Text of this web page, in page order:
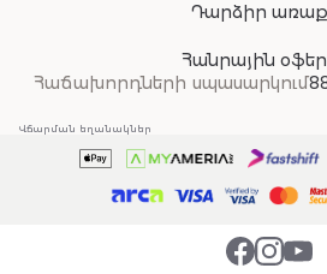
Դարձիր
Հանրային
Հաճախորդների սպասարկում
Վճարման եղանակներ